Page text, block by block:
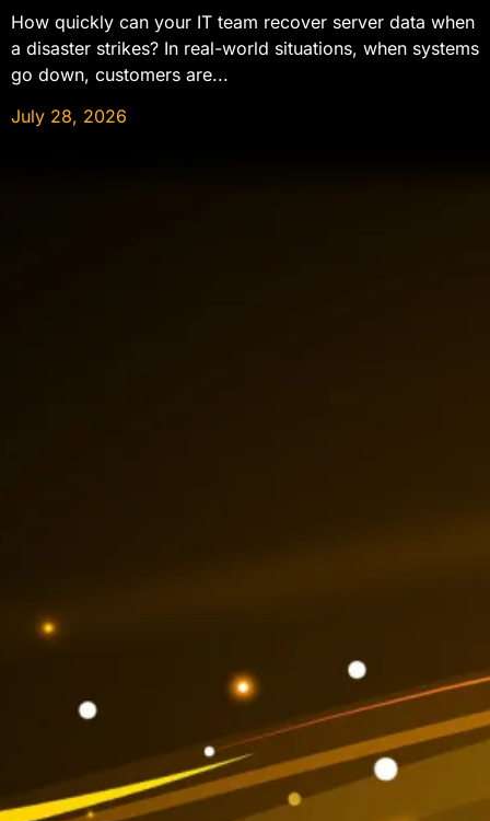
How quickly can your IT team recover server data when
a disaster strikes? In real-world situations, when systems
go down, customers are...
July 28, 2026